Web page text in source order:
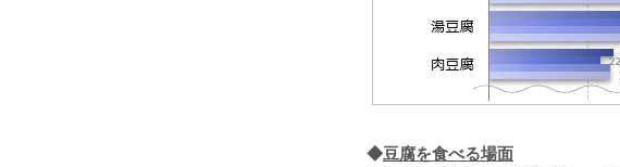
◆豆腐を食べる場面